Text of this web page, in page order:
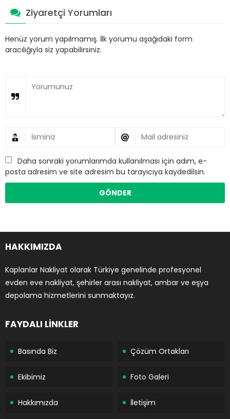
Ziyaretçi Yorumları
Henüz yorum yapılmamış. İlk yorumu aşağıdaki form
aracılığıyla siz yapabilirsiniz.
Daha sonraki yorumlarımda kullanılması için adım, e-
posta adresim ve site adresim bu tarayıcıya kaydedilsin.
HAKKIMIZDA
Kaplanlar Nakliyat olarak Türkiye genelinde profesyonel
evden eve nakliyat, şehirler arası nakliyat, ambar ve eşya
depolama hizmetlerini sunmaktayız.
FAYDALI LİNKLER
Basında Biz Çözüm Ortakları
Ekibimiz Foto Galeri
Hakkımızda İletişim